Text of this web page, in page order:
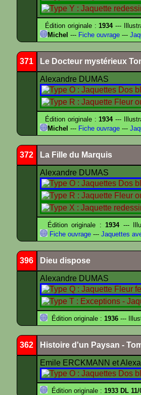
Édition originale :1934---
Michel --- Fiche ouvrage ---
371 Le Docteur mystérieux
Alexandre DUMAS
Édition originale :1934---
Michel --- Fiche ouvrage ---
372 La Fille du Marquis
Alexandre DUMAS
Édition originale :1934---
Fiche ouvrage --- Jaquettes
396 Dieu dispose
Alexandre DUMAS
Édition originale : 1936 ---
362 Histoire d'un Paysan -
Emile ERCKMANN et
Édition originale : 1933 DL 11/